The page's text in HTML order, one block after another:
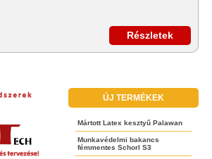
Részletek
ÚJ TERMÉKEK
Mártott Latex kesztyű Palawan
Munkavédelmi bakancs
fémmentes Schorl S3